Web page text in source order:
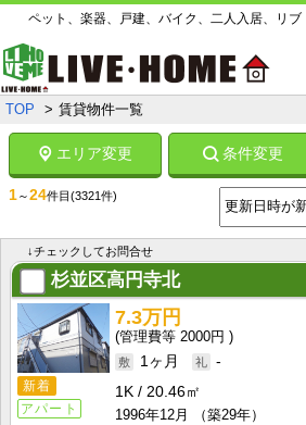
ペット、楽器、戸建、バイク、二人入居、リブ
TOP 賃貸物件一覧
エリア変更 条件変更
1～24件目(3321件)
↓チェックしてお問合せ
杉並区高円寺北
新着
アパート
7.3万円
2000円
1ヶ月
-
1K
20.46㎡
1996年12月
（築29年）